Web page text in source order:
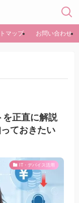
マップ お問い合わせ
正直に解説
ておきたい
IT・デバイス活用